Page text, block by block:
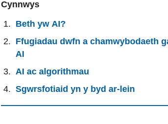
Cynnwys
Beth yw AI?
Ffugiadau dwfn a chamwybodaeth
AI
AI ac algorithmau
Sgwrsfotiaid yn y byd ar-lein